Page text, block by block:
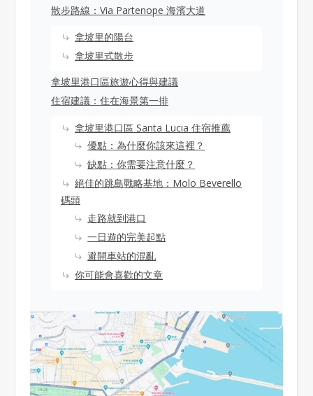
散步路線：Via Partenope 海濱大道
拿坡里的陽台
拿坡里式散步
拿坡里港口區旅遊心得與建議
住宿建議：住在海景第一排
拿坡里港口區 Santa Lucia 住宿推薦
優點：為什麼你該來這裡？
缺點：你需要注意什麼？
絕佳的跳島戰略基地：Molo Beverello
碼頭
走路就到港口
一日遊的完美起點
避開車站的混亂
你可能會喜歡的文章